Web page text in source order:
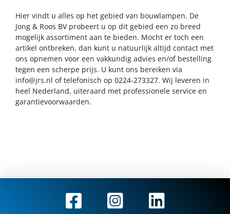
Hier vindt u alles op het gebied van bouwlampen. De
Jong & Roos BV probeert u op dit gebied een zo breed
mogelijk assortiment aan te bieden. Mocht er toch een
artikel ontbreken, dan kunt u natuurlijk altijd contact met
ons opnemen voor een vakkundig advies en/of bestelling
tegen een scherpe prijs. U kunt ons bereiken via
info@jrs.nl of telefonisch op 0224-273327. Wij leveren in
heel Nederland, uiteraard met professionele service en
garantievoorwaarden.